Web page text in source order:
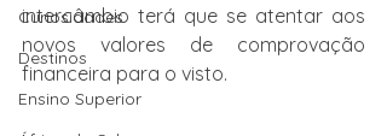
Curiosidades
Destinos
Ensino Superior
intercâmbio terá que se atentar aos
novos valores de comprovação
financeira para o visto.